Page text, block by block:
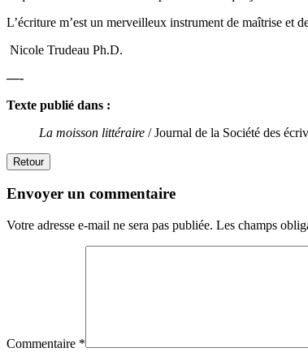
L’écriture m’est un merveilleux instrument de maîtrise et
Nicole Trudeau Ph.D.
—-
Texte publié dans :
La moisson littéraire / Journal de la Société des
Retour
Envoyer un commentaire
Votre adresse e-mail ne sera pas publiée. Les champs
Commentaire *